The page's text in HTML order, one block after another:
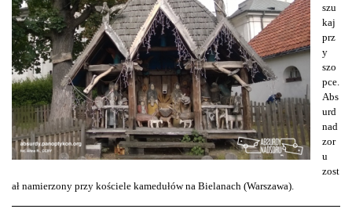
szu
kaj
prz
y
szo
pce.
Abs
urd
nad
zor
u
zost
ał namierzony przy kościele kamedułów na Bielanach (Warszawa).